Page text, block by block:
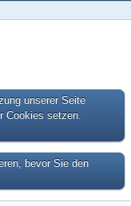
unserer Seite
Cookies setzen.
bevor Sie den